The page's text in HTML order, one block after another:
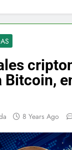
Bitcoin,
8 Years Ago